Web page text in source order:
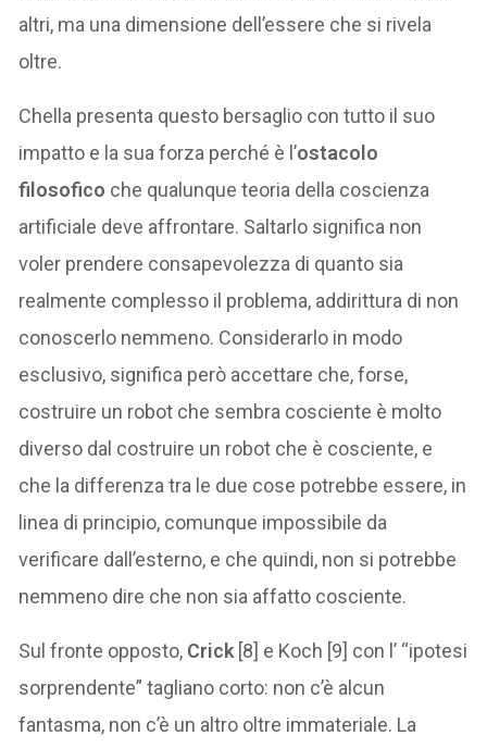
altri, ma una dimensione dell’essere che si rivela
oltre.
Chella presenta questo bersaglio con tutto il suo
impatto e la sua forza perché è l’ostacolo
filosofico che qualunque teoria della coscienza
artificiale deve affrontare. Saltarlo significa non
voler prendere consapevolezza di quanto sia
realmente complesso il problema, addirittura di non
conoscerlo nemmeno. Considerarlo in modo
esclusivo, significa però accettare che, forse,
costruire un robot che sembra cosciente è molto
diverso dal costruire un robot che è cosciente, e
che la differenza tra le due cose potrebbe essere, in
linea di principio, comunque impossibile da
verificare dall’esterno, e che quindi, non si potrebbe
nemmeno dire che non sia affatto cosciente.
Sul fronte opposto, Crick [8] e Koch [9] con l’ “ipotesi
sorprendente” tagliano corto: non c’è alcun
fantasma, non c’è un altro oltre immateriale. La